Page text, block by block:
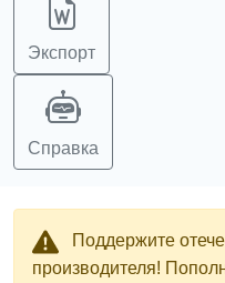
Экспорт
Справка
Поддержите
производителя!